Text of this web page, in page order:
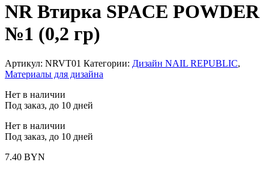
NR Втирка SPACE POWDER
№1 (0,2 гр)
Артикул: NRVT01 Категории: Дизайн NAIL REPUBLIC,
Материалы для дизайна
Нет в наличии
Под заказ, до 10 дней
Нет в наличии
Под заказ, до 10 дней
7.40 BYN